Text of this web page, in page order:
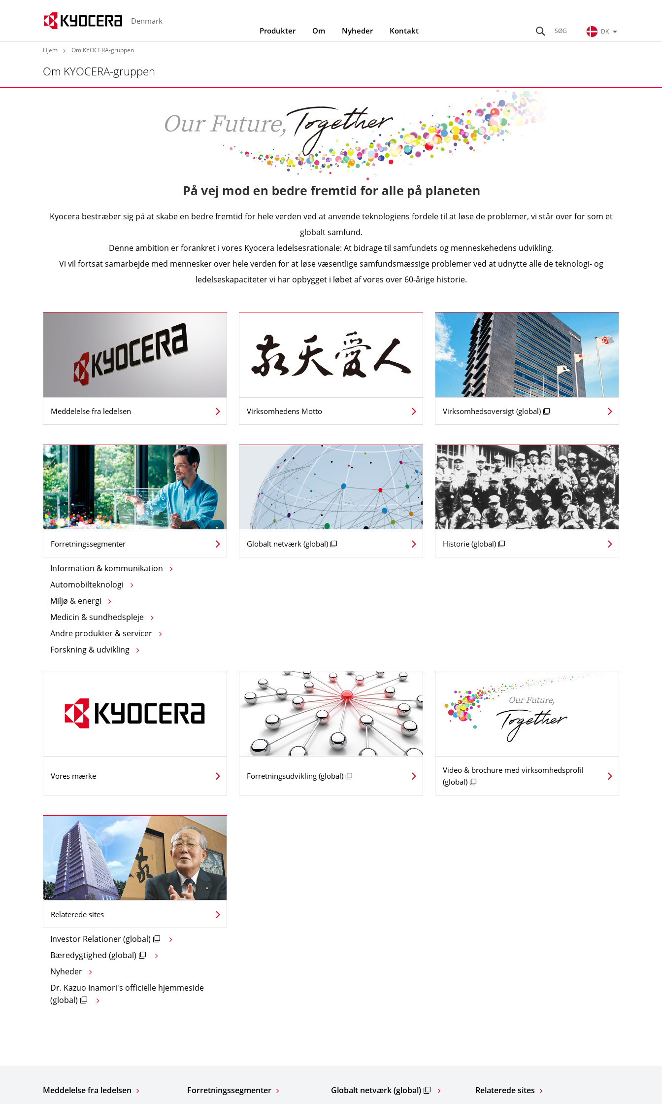
Denmark
Produkter
Om Nyheder Kontakt DK
Hjem Om KYOCERA-gruppen
Om KYOCERA-gruppen
Kyocera bestræber sig på at skabe en bedre fremtid for hele verden ved at anvende teknologiens fordele til at løse de problemer, vi står over for som et
globalt samfund.
Denne ambition er forankret i vores Kyocera ledelsesrationale: At bidrage til samfundets og menneskehedens udvikling.
Vi vil fortsat samarbejde med mennesker over hele verden for at løse væsentlige samfundsmæssige problemer ved at udnytte alle de teknologi- og
ledelseskapaciteter vi har opbygget i løbet af vores over 60-årige historie.
Meddelelse fra ledelsen Virksomhedens Motto Virksomhedsoversigt (global)
Forretningssegmenter
Information & kommunikation
Automobilteknologi
Miljø & energi
Medicin & sundhedspleje
Andre produkter & servicer
Forskning & udvikling
Globalt netværk (global) Historie (global)
Vores mærke Forretningsudvikling (global)
Video & brochure med virksomhedsprofil
(global)
Relaterede sites
Investor Relationer (global)
Bæredygtighed (global)
Nyheder
Dr. Kazuo Inamori's officielle hjemmeside
(global)
Meddelelse fra ledelsen Forretningssegmenter Globalt netværk (global) Relaterede sites